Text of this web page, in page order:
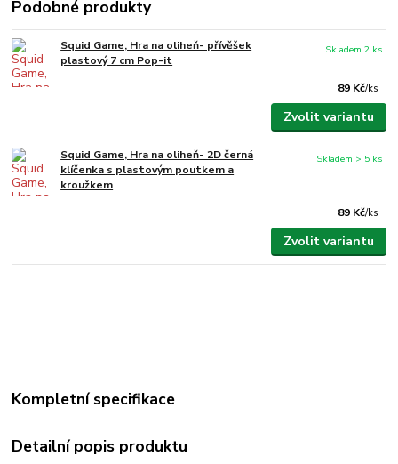
Podobné produkty
Squid Game, Hra na oliheň- přívěšek
plastový 7 cm Pop-it
89 Kč/ks
Skladem 2 ks
Zvolit variantu
Squid Game, Hra na oliheň- 2D černá
klíčenka s plastovým poutkem a
kroužkem
89 Kč/ks
Skladem > 5 ks
Zvolit variantu
Kompletní specifikace
Detailní popis produktu